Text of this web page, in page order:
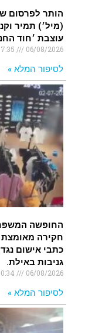
הותר לפרסום
עוצבת ׳חוד החנית׳ (55), נפל בקרב
06/08/2026
לסיפור המלא »
החופשה
כתבי אישום
גניבות באילת.
06/08/2026
לסיפור המלא »